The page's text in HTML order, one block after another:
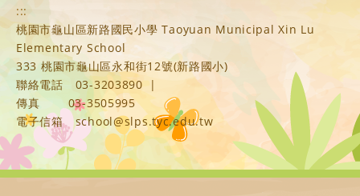
:::
桃園市龜山區新路國民小學 Taoyuan Municipal Xin Lu
Elementary School
333 桃園市龜山區永和街12號(新路國小)
聯絡電話
03-3203890
|
傳真
03-3505995
電子信箱
school@slps.tyc.edu.tw